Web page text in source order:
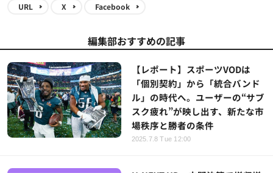
URL X Facebook
編集部おすすめの記事
【レポート】スポーツVODは
「個別契約」から「統合バンド
ル」の時代へ。ユーザーの“サブ
スク疲れ”が映し出す、新たな市
場秩序と勝者の条件
2025.7.8 Tue 12:00